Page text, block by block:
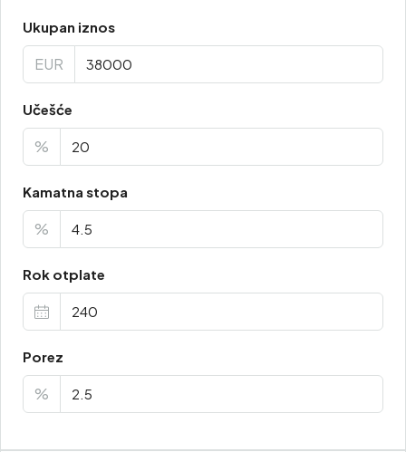
Ukupan iznos
EUR
Učešće
%
Kamatna stopa
%
Rok otplate
Porez
%